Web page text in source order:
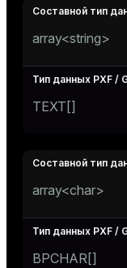
array<string>
TEXT[]
array<char>
BPCHAR[]